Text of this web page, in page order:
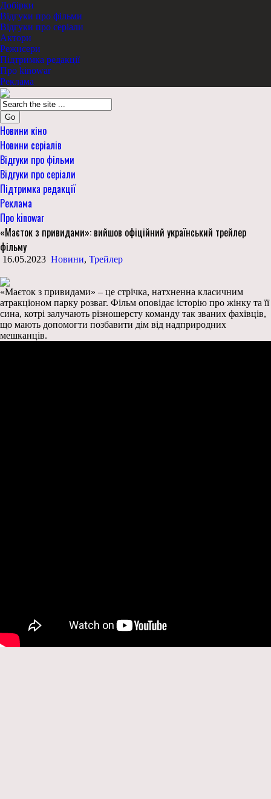
Добірки
Відгуки про фільми
Відгуки про серіали
Актори
Режисери
Підтримка редакції
Про kinowar
Реклама
Go
Новини кіно
Новини серіалів
Відгуки про фільми
Відгуки про серіали
Підтримка редакції
Реклама
Про kinowar
«Маєток з привидами»: вийшов офіційний український трейлер
фільму
16.05.2023 Новини, Трейлер
«Маєток з привидами» – це стрічка, натхненна класичним
атракціоном парку розваг. Фільм оповідає історію про жінку та її
сина, котрі залучають різношерсту команду так званих фахівців,
що мають допомогти позбавити дім від надприродних
мешканців.